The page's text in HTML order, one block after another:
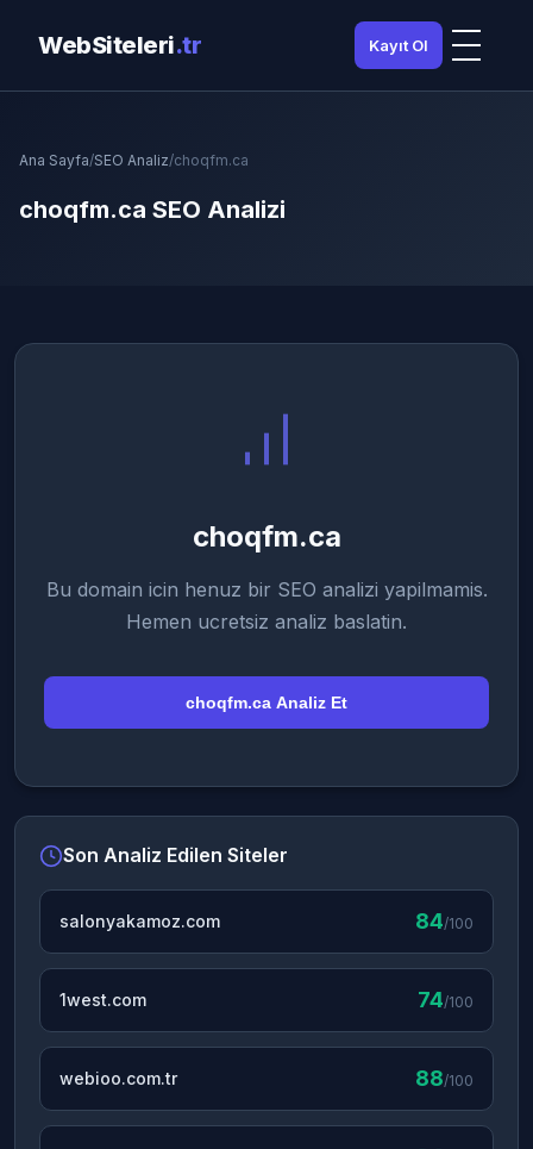
WebSiteleri.tr Kayıt Ol
Ana Sayfa/SEO Analiz/choqfm.ca
choqfm.ca SEO Analizi
choqfm.ca
Bu domain icin henuz bir SEO analizi yapilmamis.
Hemen ucretsiz analiz baslatin.
choqfm.ca Analiz Et
Son Analiz Edilen Siteler
salonyakamoz.com 84/100
1west.com 74/100
webioo.com.tr 88/100